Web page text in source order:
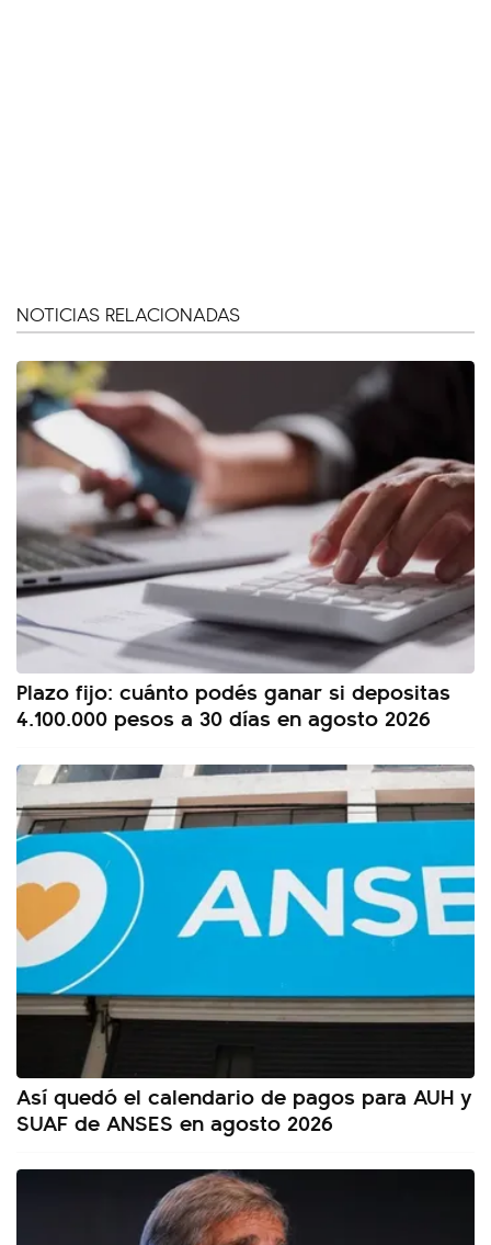
NOTICIAS RELACIONADAS
Plazo fijo: cuánto podés ganar si depositas
4.100.000 pesos a 30 días en agosto 2026
Así quedó el calendario de pagos para AUH y
SUAF de ANSES en agosto 2026